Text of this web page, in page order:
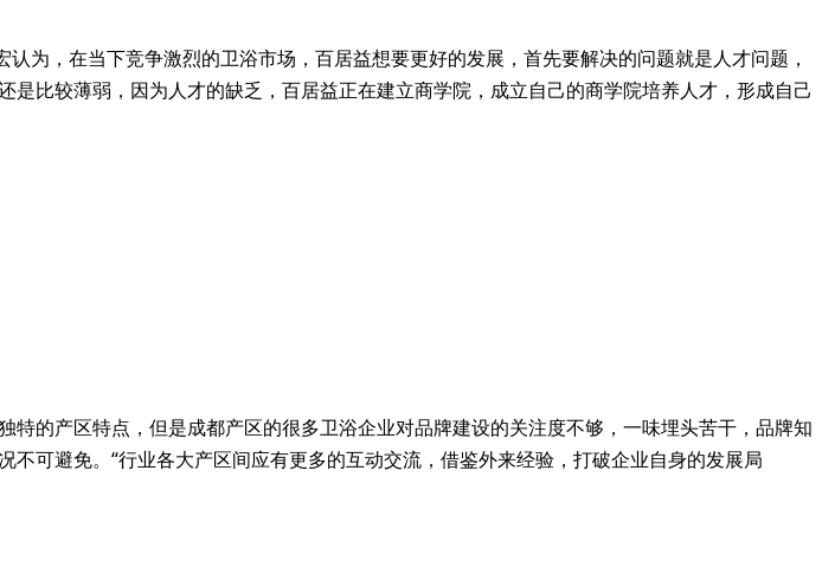
为，在当下竞争激烈的卫浴市场，百居益想要更好的发展，首先要解决的问题就是人才问题，
比较薄弱，因为人才的缺乏，百居益正在建立商学院，成立自己的商学院培养人才，形成自己
的产区特点，但是成都产区的很多卫浴企业对品牌建设的关注度不够，一味埋头苦干，品牌知
可避免。“行业各大产区间应有更多的互动交流，借鉴外来经验，打破企业自身的发展局